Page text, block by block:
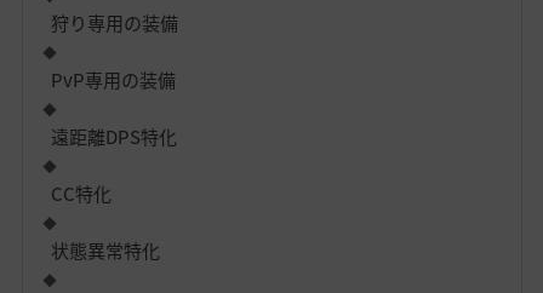
狩り専用の装備
PvP専用の装備
遠距離DPS特化
CC特化
状態異常特化